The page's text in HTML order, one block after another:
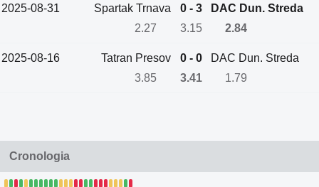
2025-08-31 Spartak Trnava 0 - 3
DAC Dun. Streda
2.27
3.15 2.84
2025-08-16 Tatran Presov 0 - 0
DAC Dun. Streda
3.85
3.41 1.79
Cronologia